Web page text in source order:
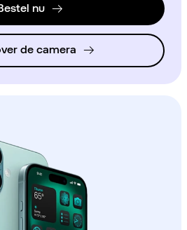
nu
de camera